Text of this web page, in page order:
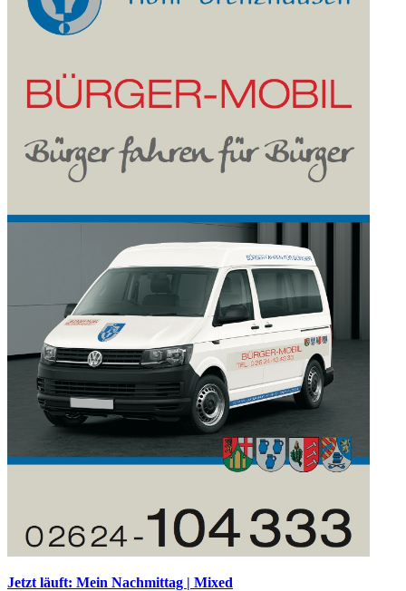
Jetzt läuft: Mein Nachmittag | Mixed